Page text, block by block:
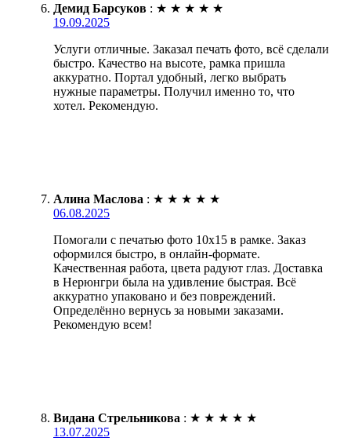
Демид Барсуков : ★ ★ ★ ★ ★
19.09.2025
Услуги отличные. Заказал печать фото, всё сделали
быстро. Качество на высоте, рамка пришла
аккуратно. Портал удобный, легко выбрать
нужные параметры. Получил именно то, что
хотел. Рекомендую.
Алина Маслова : ★ ★ ★ ★ ★
06.08.2025
Помогали с печатью фото 10х15 в рамке. Заказ
оформился быстро, в онлайн-формате.
Качественная работа, цвета радуют глаз. Доставка
в Нерюнгри была на удивление быстрая. Всё
аккуратно упаковано и без повреждений.
Определённо вернусь за новыми заказами.
Рекомендую всем!
Видана Стрельникова : ★ ★ ★ ★ ★
13.07.2025